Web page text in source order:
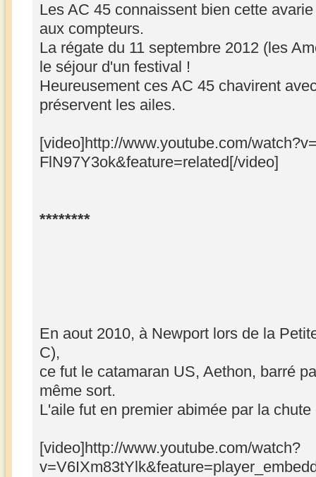
Les AC 45 connaissent bien cette
aux compteurs.
La régate du 11 septembre 2012 (les
le séjour d'un festival !
Heureusement ces AC 45 chavirent
préservent les ailes.
[video]http://www.youtube.com/
FlN97Y3ok&feature=related[/video]
********
En aout 2010, à Newport lors de la
C),
ce fut le catamaran US, Aethon, barré
même sort.
L'aile fut en premier abimée par la chute
[video]http://www.youtube.com/watch?